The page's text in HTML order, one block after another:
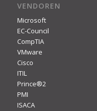
VENDOREN
Microsoft
EC-Council
CompTIA
VMware
Cisco
ITIL
Prince®2
PMI
ISACA